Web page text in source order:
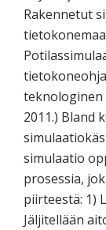
Rakennetut
teknologinen
2011.) Bland
simulaatio
prosessia,
piirteestä: 1)
Jäljitellään